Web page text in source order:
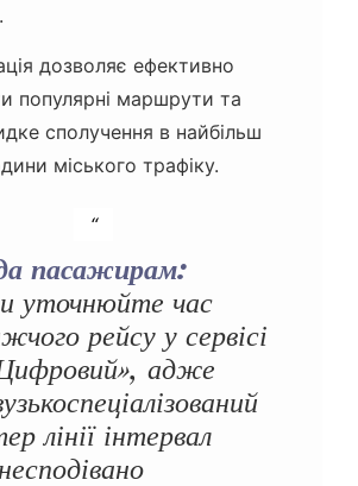
дозволяє ефективно
популярні маршрути та
сполучення в найбільш
міського трафіку.
пасажирам:
уточнюйте час
рейсу у сервісі
адже
лінії інтервал